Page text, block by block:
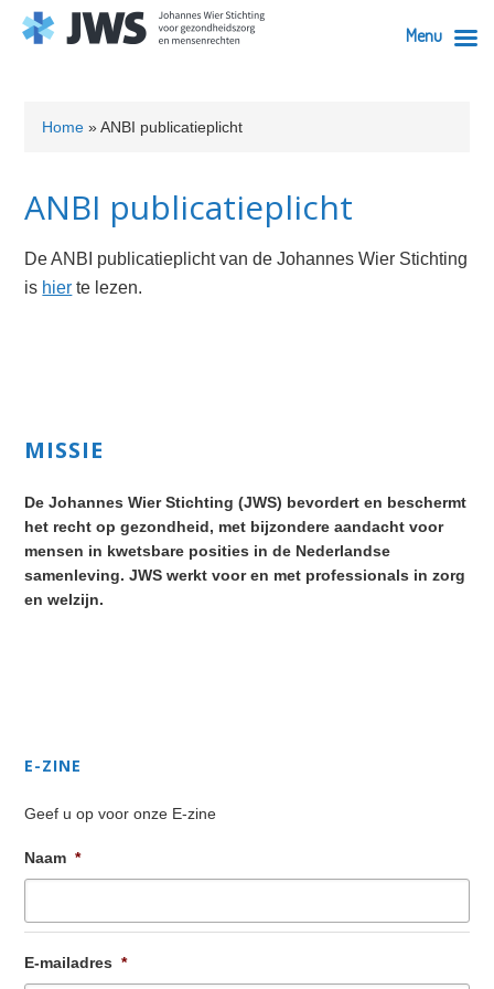
primary
content
primary
secondary
footer
Home »ANBI publicatieplicht
ANBI publicatieplicht
De ANBI publicatieplicht van de Johannes Wier Stichting
is hier te lezen.
Primary
MISSIE
De Johannes Wier Stichting (JWS) bevordert en beschermt
het recht op gezondheid, met bijzondere aandacht voor
mensen in kwetsbare posities in de Nederlandse
samenleving. JWS werkt voor en met professionals in zorg
en welzijn.
E-ZINE
Geef u op voor onze E-zine
Naam *
E-mailadres *
Menu